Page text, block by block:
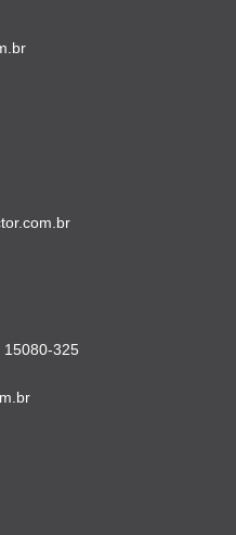
15080-325